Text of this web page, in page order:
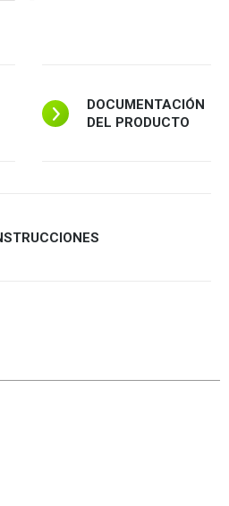
DOCUMENTACIÓN
DEL PRODUCTO